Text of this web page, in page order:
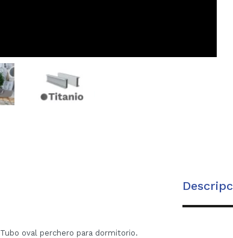
Tubo oval perchero para dormitorio.